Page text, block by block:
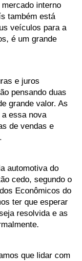
interno
também está
veículos para a
é um grande
e juros
pensando duas
grande valor. As
essa nova
de vendas e
automotiva do
cedo, segundo o
Econômicos do
ter que esperar
resolvida e as
que lidar com